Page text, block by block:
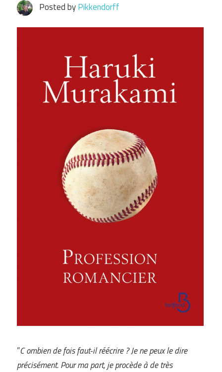
Posted byPikkendorff
”C ombien de fois faut-il réécrire ? Je ne peux le dire
précisément. Pour ma part, je procède à de très